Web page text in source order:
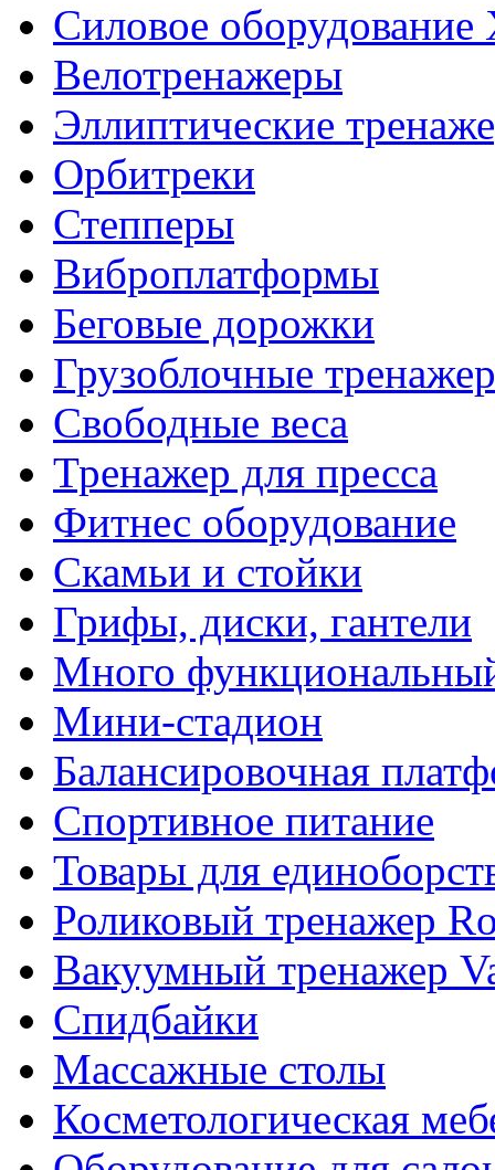
Силовое оборудование
Велотренажеры
Эллиптические
Орбитреки
Степперы
Виброплатформы
Беговые дорожки
Грузоблочные
Свободные веса
Тренажер для пресса
Фитнес оборудование
Скамьи и стойки
Грифы, диски, гантели
Много
Мини-стадион
Балансировочная
Спортивное питание
Товары для
Роликовый тренажер
Вакуумный тренажер
Спидбайки
Массажные столы
Косметологическая